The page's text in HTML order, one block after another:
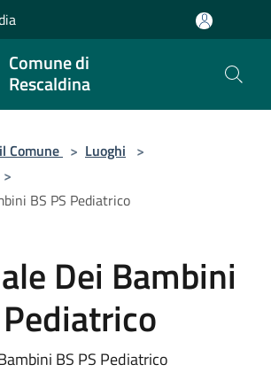
Comune di
Rescaldina
Comune > Luoghi >
>
BS PS Pediatrico
Dei Bambini
Pediatrico
BS PS Pediatrico